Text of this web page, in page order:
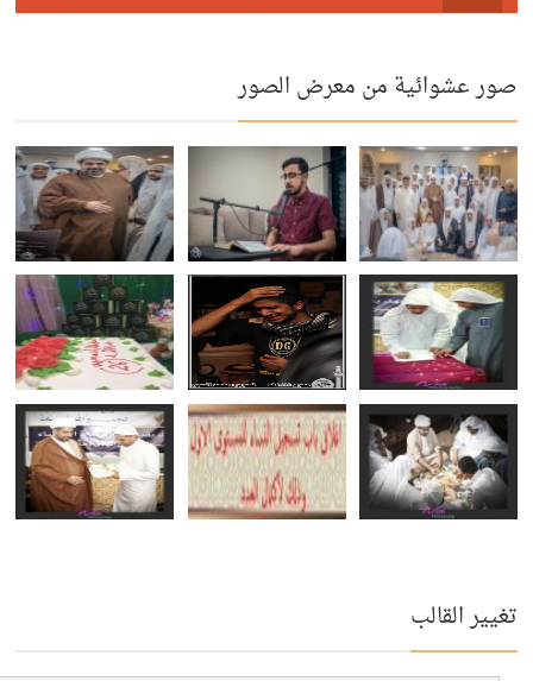
صور عشوائية من معرض الصور
تغيير القالب